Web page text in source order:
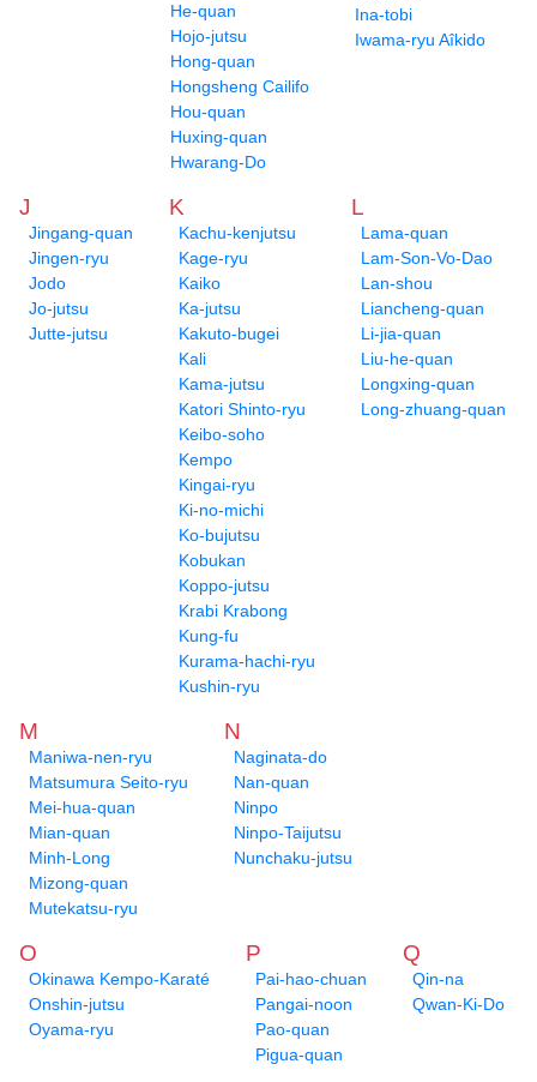
He-quan
Hojo-jutsu
Hong-quan
Hongsheng Cailifo
Hou-quan
Huxing-quan
Hwarang-Do
Ina-tobi
Iwama-ryu Aîkido
J
Jingang-quan
Jingen-ryu
Jodo
Jo-jutsu
Jutte-jutsu
K
Kachu-kenjutsu
Kage-ryu
Kaiko
Ka-jutsu
Kakuto-bugei
Kali
Kama-jutsu
Katori Shinto-ryu
Keibo-soho
Kempo
Kingai-ryu
Ki-no-michi
Ko-bujutsu
Kobukan
Koppo-jutsu
Krabi Krabong
Kung-fu
Kurama-hachi-ryu
Kushin-ryu
L
Lama-quan
Lam-Son-Vo-Dao
Lan-shou
Liancheng-quan
Li-jia-quan
Liu-he-quan
Longxing-quan
Long-zhuang-quan
M
Maniwa-nen-ryu
Matsumura Seito-ryu
Mei-hua-quan
Mian-quan
Minh-Long
Mizong-quan
Mutekatsu-ryu
N
Naginata-do
Nan-quan
Ninpo
Ninpo-Taijutsu
Nunchaku-jutsu
O
Okinawa Kempo-Karaté
Onshin-jutsu
Oyama-ryu
P
Pai-hao-chuan
Pangai-noon
Pao-quan
Pigua-quan
Q
Qin-na
Qwan-Ki-Do